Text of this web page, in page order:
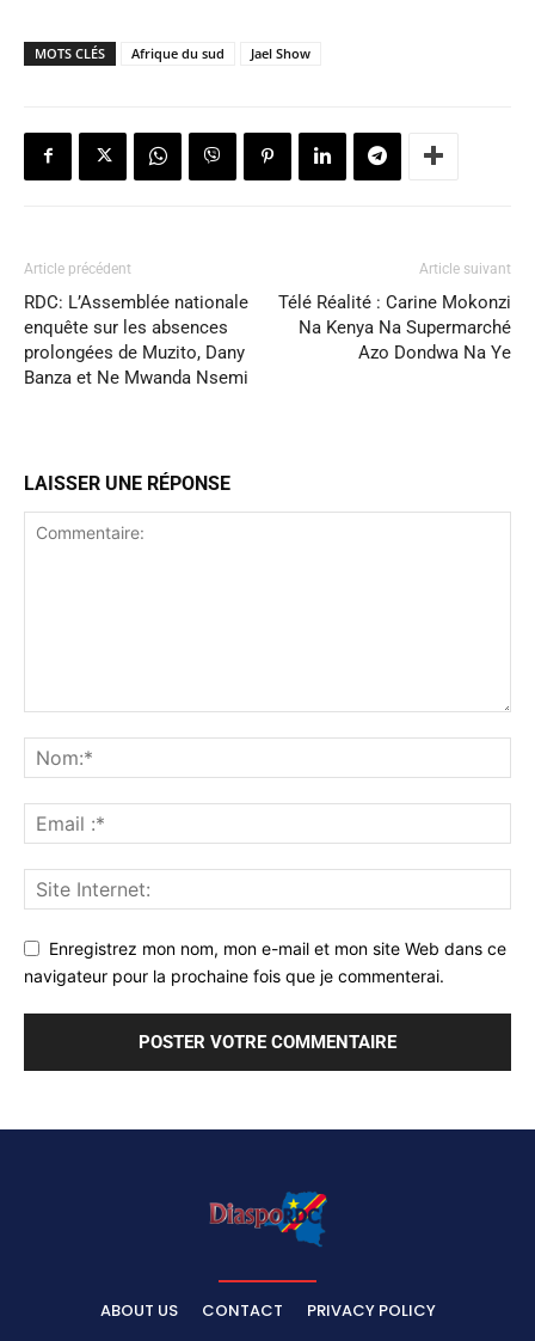
MOTS CLÉS Afrique du sud Jael Show
Article précédent
RDC: L’Assemblée nationale
enquête sur les absences
prolongées de Muzito, Dany
Banza et Ne Mwanda Nsemi
Article suivant
Télé Réalité : Carine Mokonzi
Na Kenya Na Supermarché
Azo Dondwa Na Ye
LAISSER UNE RÉPONSE
Enregistrez mon nom, mon e-mail et mon site Web dans ce
navigateur pour la prochaine fois que je commenterai.
ABOUT US CONTACT PRIVACY POLICY